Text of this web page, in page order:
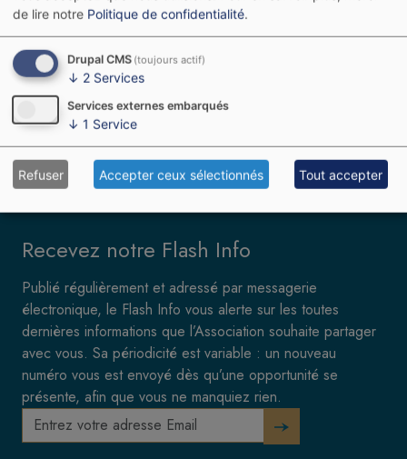
Voir les avantages Adhérer
Recevez notre Flash Info
Publié régulièrement et adressé par messagerie
électronique, le Flash Info vous alerte sur les toutes
dernières informations que l’Association souhaite partager
avec vous. Sa périodicité est variable : un nouveau
numéro vous est envoyé dès qu’une opportunité se
présente, afin que vous ne manquiez rien.
de lire notre Politique de confidentialité.
Drupal CMS (toujours actif)
↓ 2 Services
Services externes embarqués
↓ 1 Service
Refuser Accepter ceux sélectionnés Tout accepter